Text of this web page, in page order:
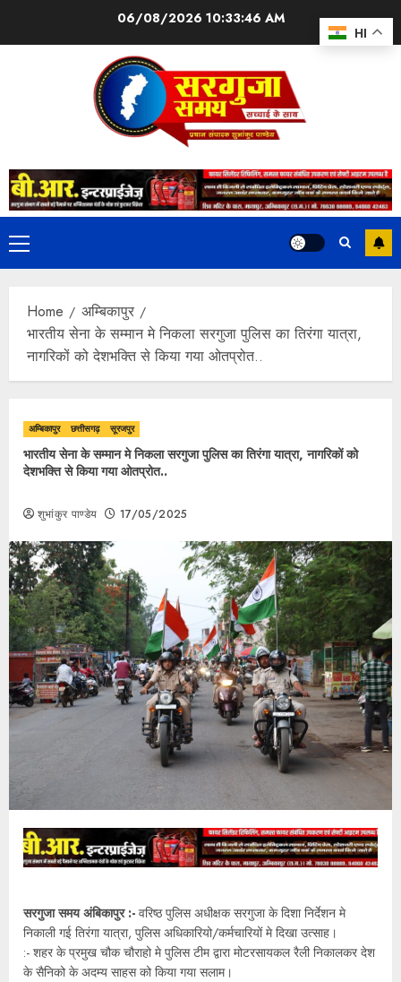
06/08/202610:33:47 AM
Home
अम्बिकापुर
भारतीय सेना के सम्मान मे निकला सरगुजा पुलिस का तिरंगा यात्रा,
नागरिकों को देशभक्ति से किया गया ओतप्रोत..
अम्बिकापुर छत्तीसगढ़ सूरजपुर
भारतीय सेना के सम्मान मे निकला सरगुजा पुलिस का तिरंगा यात्रा, नागरिकों को
देशभक्ति से किया गया ओतप्रोत..
शुभांकुर पाण्डेय 17/05/2025
सरगुजा समय अंबिकापुर :- वरिष्ठ पुलिस अधीक्षक सरगुजा के दिशा निर्देशन मे
निकाली गई तिरंगा यात्रा, पुलिस अधिकारियो/कर्मचारियों मे दिखा उत्साह।
:- शहर के प्रमुख चौक चौराहो मे पुलिस टीम द्वारा मोटरसायकल रैली निकालकर देश
के सैनिको के अदम्य साहस को किया गया सलाम।
HI